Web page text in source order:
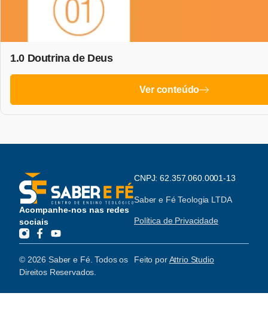
1.0 Doutrina de Deus
Ver conteúdo
Acompanhe-nos nas redes
sociais
CNPJ: 62.357.060.0001-13
Saber e Fé Teologia LTDA
Política de Privacidade
© 2026 Saber e Fé. Todos os
Direitos Reservados.
Feito porAttrio Studio